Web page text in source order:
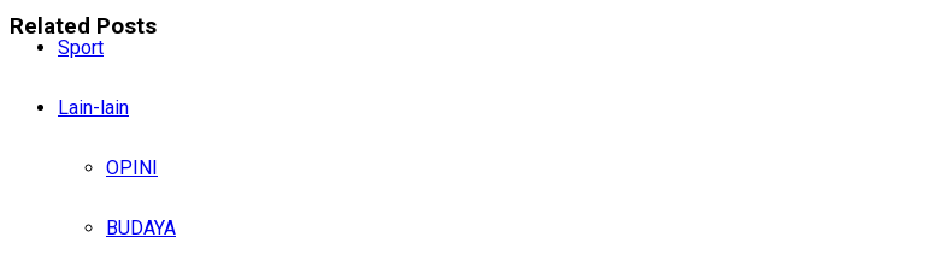
Sport
Lain-lain
OPINI
BUDAYA
Related Posts